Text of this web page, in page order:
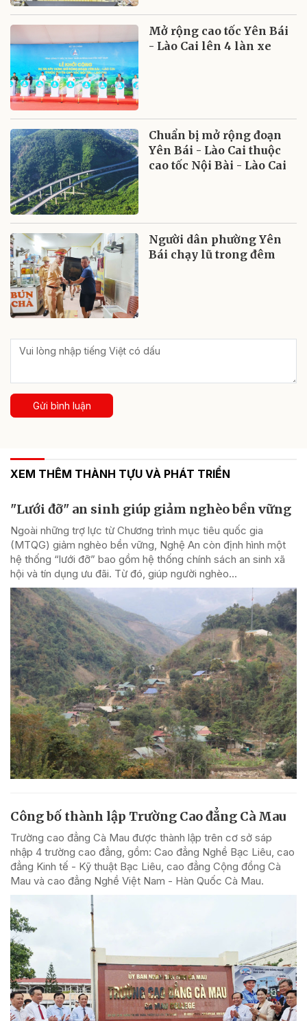
Mở rộng cao tốc Yên Bái
- Lào Cai lên 4 làn xe
Chuẩn bị mở rộng đoạn
Yên Bái - Lào Cai thuộc
cao tốc Nội Bài - Lào Cai
Người dân phường Yên
Bái chạy lũ trong đêm
Gửi bình luận
XEM THÊM THÀNH TỰU VÀ PHÁT TRIỂN
"Lưới đỡ" an sinh giúp giảm nghèo bền vững
Ngoài những trợ lực từ Chương trình mục tiêu quốc gia
(MTQG) giảm nghèo bền vững, Nghệ An còn định hình một
hệ thống “lưới đỡ” bao gồm hệ thống chính sách an sinh xã
hội và tín dụng ưu đãi. Từ đó, giúp người nghèo...
Công bố thành lập Trường Cao đẳng Cà Mau
Trường cao đẳng Cà Mau được thành lập trên cơ sở sáp
nhập 4 trường cao đẳng, gồm: Cao đẳng Nghề Bạc Liêu, cao
đẳng Kinh tế - Kỹ thuật Bạc Liêu, cao đẳng Cộng đồng Cà
Mau và cao đẳng Nghề Việt Nam - Hàn Quốc Cà Mau.